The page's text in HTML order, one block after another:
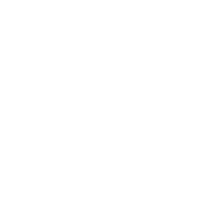
Sertifikasi